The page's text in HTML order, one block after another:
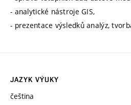
- analytické nástroje GIS,
- prezentace výsledků analýz,
JAZYK VÝUKY
čeština